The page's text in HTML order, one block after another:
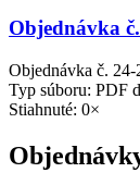
Objednávka
Objednávka č.
Typ súboru: PDF
Stiahnuté: 0×